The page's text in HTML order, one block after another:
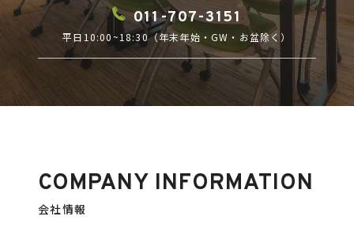
011-707-3151
平日10:00~18:30（年末年始・GW・お盆除く）
COMPANY INFORMATION
会社情報